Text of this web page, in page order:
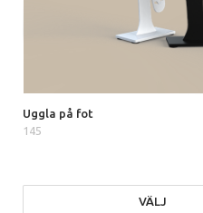
Uggla på fot
145
VÄLJ